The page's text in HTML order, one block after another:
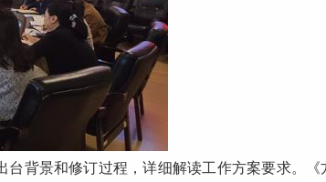
台背景和修订过程，详细解读工作方案要求。《